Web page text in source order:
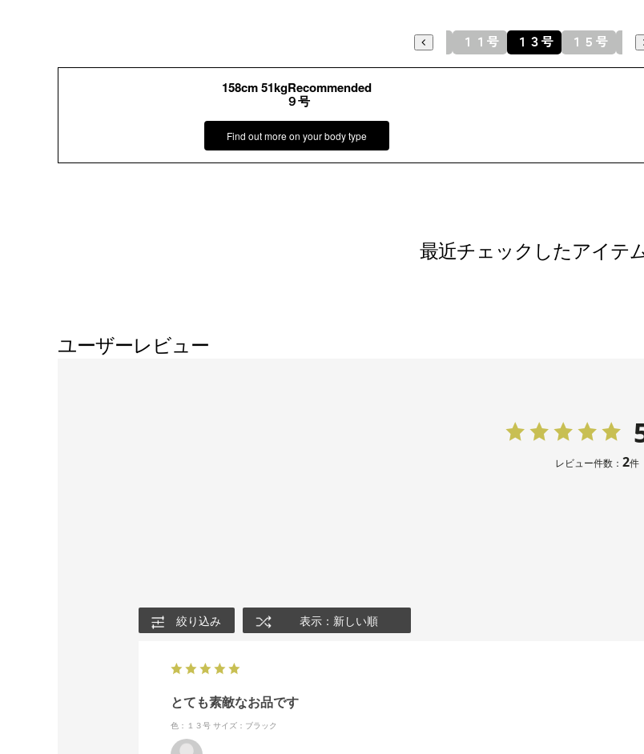
素材
９号 １１号 １３号 １５号 １
158cm 51kgRecommended
９号
Find out more on your body type
最近チェックしたアイテ
ユーザーレビュー
レビュー件数： 2件
絞り込み 表示：新しい順
とても素敵なお品です
色：１３号 サイズ：ブラック